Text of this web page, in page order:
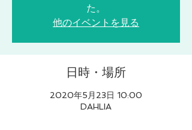
た。
他のイベントを見る
日時・場所
2020年5月23日 10:00
DAHLIA